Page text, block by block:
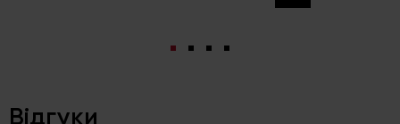
Відгуки